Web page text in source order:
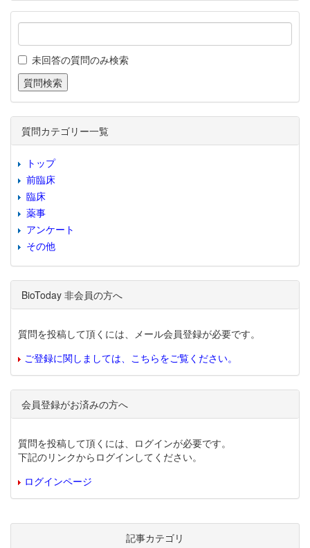
未回答の質問のみ検索
質問カテゴリー一覧
トップ
前臨床
臨床
薬事
アンケート
その他
BioToday 非会員の方へ
質問を投稿して頂くには、メール会員登録が必要です。
ご登録に関しましては、こちらをご覧ください。
会員登録がお済みの方へ
質問を投稿して頂くには、ログインが必要です。
下記のリンクからログインしてください。
ログインページ
記事カテゴリ